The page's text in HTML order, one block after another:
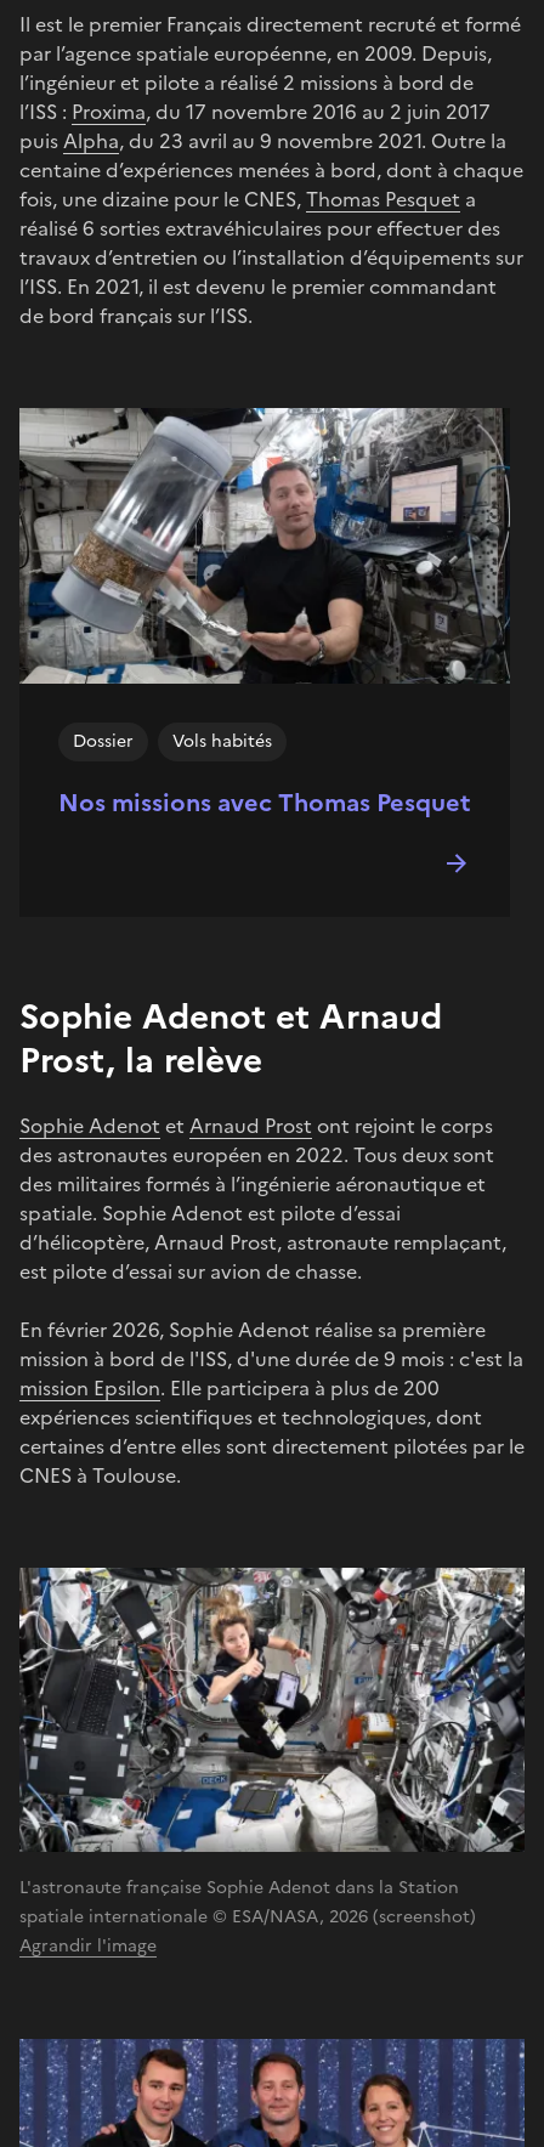
Il est le premier Français directement recruté et formé
par l’agence spatiale européenne, en 2009. Depuis,
l’ingénieur et pilote a réalisé 2 missions à bord de
l’ISS : Proxima, du 17 novembre 2016 au 2 juin 2017
puisAlpha, du 23 avril au 9 novembre 2021. Outre la
centaine d’expériences menées à bord, dont à chaque
fois, une dizaine pour le CNES,Thomas Pesquet a
réalisé 6 sorties extravéhiculaires pour effectuer des
travaux d’entretien ou l’installation d’équipements sur
l’ISS. En 2021, il est devenu le premier commandant
de bord français sur l’ISS.
Nos missions avec Thomas Pesquet
Dossier Vols habités
Sophie Adenot et Arnaud
Prost, la relève
Sophie Adenot et Arnaud Prost ont rejoint le corps
des astronautes européen en 2022. Tous deux sont
des militaires formés à l’ingénierie aéronautique et
spatiale. Sophie Adenot est pilote d’essai
d’hélicoptère, Arnaud Prost, astronaute remplaçant,
est pilote d’essai sur avion de chasse.
En février 2026, Sophie Adenot réalise sa première
mission à bord de l'ISS, d'une durée de 9 mois : c'est la
mission Epsilon. Elle participera à plus de 200
expériences scientifiques et technologiques, dont
certaines d’entre elles sont directement pilotées par le
CNES à Toulouse.
L'astronaute française Sophie Adenot dans la Station
spatiale internationale © ESA/NASA, 2026 (screenshot)
Agrandir l'image